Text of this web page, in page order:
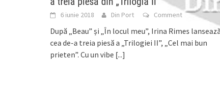
6 iunie 2018 Din Port Comment
După „Beau” și „În locul meu”, Irina Rimes
cea de-a treia piesă a „Trilogiei II”, „Cel mai bun
prieten”. Cu un vibe [...]